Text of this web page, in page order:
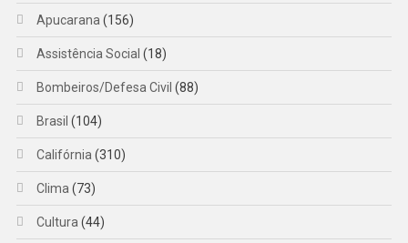
Apucarana (156)
Assistência Social (18)
Bombeiros/Defesa Civil (88)
Brasil (104)
Califórnia (310)
Clima (73)
Cultura (44)